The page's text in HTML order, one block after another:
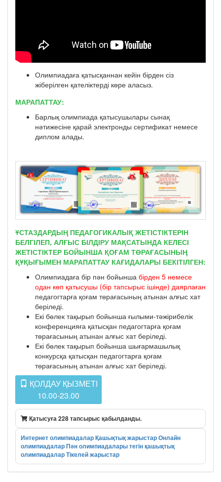
Олимпиадаға қатысқаннан кейін бірден сіз
жіберілген қателіктерді көре аласыз.
МАРАПАТТАУ:
Барлық олимпиада қатысушылары сынақ
нәтижесіне қарай электронды сертификат немесе
диплом алады.
ҰСТАЗДАРДЫҢ ПЕДАГОГИКАЛЫҚ ЖЕТІСТІКТЕРІН
БЕЛГІЛЕП, АЛҒЫС БІЛДІРУ МАҚСАТЫНДА КЕЛЕСІ
ЖЕТІСТІКТЕР БОЙЫНША ҚОҒАМ ТӨРАҒАСЫНЫҢ
ҚҰҚЫҒЫМЕН МАРАПАТТАУ КАҒИДАЛАРЫ БЕКІТІЛГЕН:
Олимпиадаға бір пән бойынша бірден 5 немесе
одан көп қатысушы (бір тапсырыс ішінде) даярлаған
педагогтарға қоғам төрағасының атынан алғыс хат
беріледі.
Екі бөлек тақырып бойынша ғылыми-тәжірибелік
конференцияға қатысқан педагогтарға қоғам
төрағасының атынан алғыс хат беріледі.
Екі бөлек тақырып бойынша шығармашылық
конкурсқа қатысқан педагогтарға қоғам
төрағасының атынан алғыс хат беріледі.
ҚОЛДАУ ҚЫЗМЕТІ
10.00-23.00
Қатысуға 228 тапсырыс қабылданды.
Интернет олимпиадаларҚашықтық жарыстарОнлайн
олимпиадаларПән олимпиадаларытегін қашықтық
олимпиадаларТікелей жарыстар